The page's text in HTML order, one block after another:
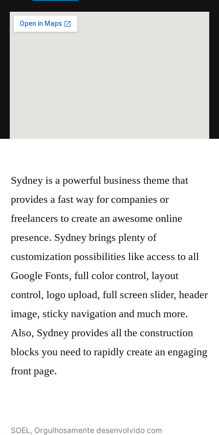
Sydney is a powerful business theme that
provides a fast way for companies or
freelancers to create an awesome online
presence. Sydney brings plenty of
customization possibilities like access to all
Google Fonts, full color control, layout
control, logo upload, full screen slider, header
image, sticky navigation and much more.
Also, Sydney provides all the construction
blocks you need to rapidly create an engaging
front page.
SOEL, Orgulhosamente desenvolvido com